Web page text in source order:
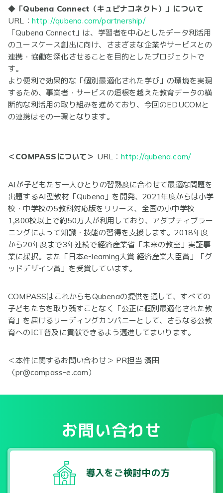
◆「Qubena Connect（キュビナコネクト）」について
URL： http://qubena.com/partnership/
「Qubena Connect」は、学習者を中心としたデータ利活用
のユースケース創出に向け、さまざまな企業やサービスとの
連携・協働を深化させることを目的としたプロジェクトで
す。
より便利で効果的な「個別最適化された学び」の環境を実現
するため、事業者・サービスの垣根を越えた教育データの横
断的な利活用の取り組みを進めており、今回のEDUCOMと
の連携はその一環となります。
＜COMPASSについて＞ URL： http://qubena.com/
AIが子どもたち一人ひとりの習熟度に合わせて最適な問題を
出題するAI型教材「Qubena」を開発、2021年度からは小学
校・中学校の5教科対応版をリリース、全国の小中学校
1,800校以上で約50万人が利用しており、アダプティブラー
ニングによって知識・技能の習得を支援します。2018年度
から20年度まで3年連続で経済産業省「未来の教室」実証事
業に採択。また「日本e-learning大賞 経済産業大臣賞」「グ
ッドデザイン賞」を受賞しています。
COMPASSはこれからもQubenaの提供を通して、すべての
子どもたちを取り残すことなく「公正に個別最適化された教
育」を届けるリーディングカンパニーとして、さらなる公教
育へのICT普及に貢献できるよう邁進してまいります。
＜本件に関するお問い合わせ＞ PR担当 濱田
（pr@compass-e.com）
お問い合わせ
導入をご検討中の方